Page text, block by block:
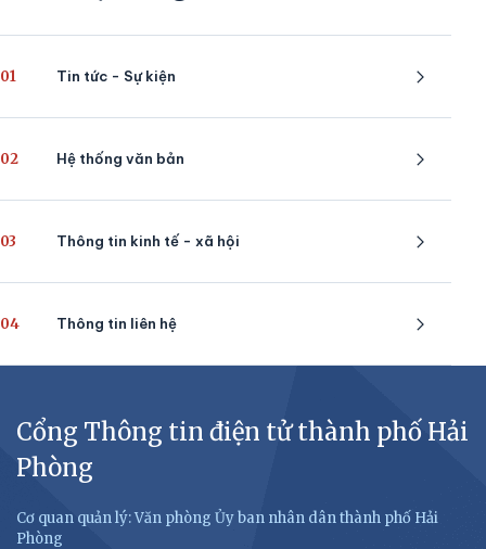
01 Tin tức - Sự kiện
02 Hệ thống văn bản
03 Thông tin kinh tế - xã hội
04 Thông tin liên hệ
Cổng Thông tin điện tử thành phố Hải
Phòng
Cơ quan quản lý: Văn phòng Ủy ban nhân dân thành phố Hải
Phòng